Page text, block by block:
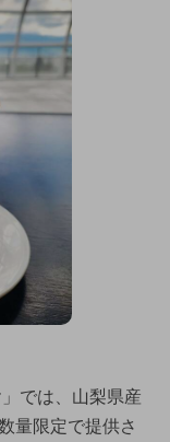
では、山梨県産
量限定で提供さ